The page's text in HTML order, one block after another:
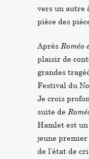
vers un autre
pièce des
Après Roméo
plaisir de
grandes
Festival du
Je crois
suite de
Hamlet est
jeune
de l’état de